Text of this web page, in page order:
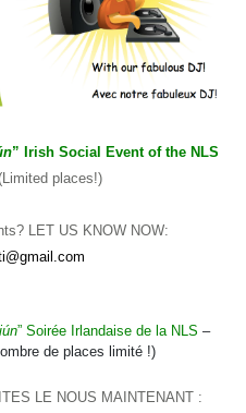
” Irish Social Event of the NLS
places!)
LET US KNOW NOW:
” Soirée Irlandaise de la NLS –
de places limité !)
LE NOUS MAINTENANT :